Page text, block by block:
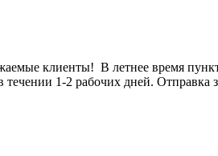
В летнее
в течении 1-2